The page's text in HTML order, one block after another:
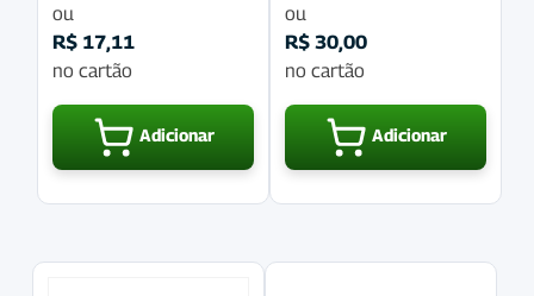
ou
R$ 17,11
no cartão
Adicionar
ou
R$ 30,00
no cartão
Adicionar